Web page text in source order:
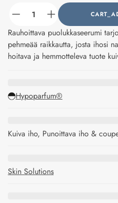
counter_current
Rauhoittava puolukkaseerumi
pehmeää raikkautta, josta ihosi
hoitava ja hemmotteleva tuote
Hypoparfum®
Kuiva iho, Punoittava iho &
Skin Solutions